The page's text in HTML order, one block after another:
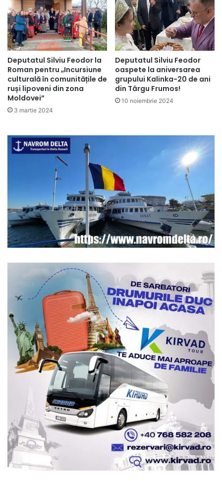
Deputatul Silviu Feodor la
Roman pentru „Incursiune
culturală în comunitățile de
ruși lipoveni din zona
Moldovei”
3 martie 2024
Deputatul Silviu Feodor
oaspete la aniversarea
grupului Kalinka-20 de ani
din Târgu Frumos!
10 noiembrie 2024